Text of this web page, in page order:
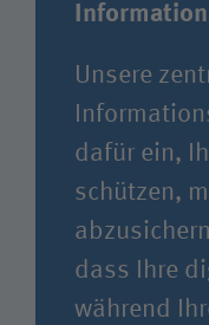
Unsere
dafür ein,
schützen,
dass Ihre
während